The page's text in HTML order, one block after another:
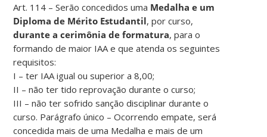
Art. 114 – Serão concedidos uma Medalha e um
Diploma de Mérito Estudantil, por curso,
durante a cerimônia de formatura, para o
formando de maior IAA e que atenda os seguintes
requisitos:
I – ter IAA igual ou superior a 8,00;
II – não ter tido reprovação durante o curso;
III – não ter sofrido sanção disciplinar durante o
curso. Parágrafo único – Ocorrendo empate, será
concedida mais de uma Medalha e mais de um